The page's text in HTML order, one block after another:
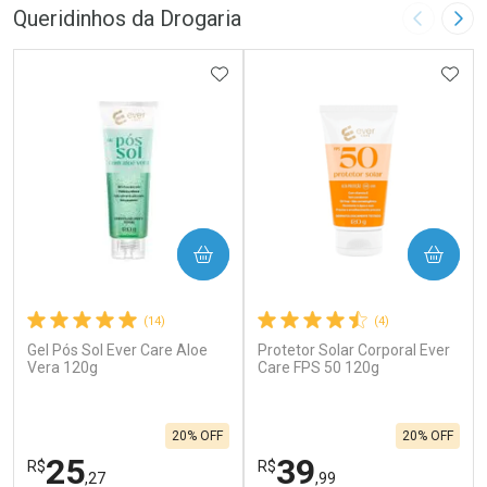
Queridinhos da Drogaria Imagem
(14)
Gel Pós Sol Ever Care Aloe
Vera 120g
R$25,27
20% OFF
ADICIONAR AOS FAVORITOS
COMPRAR
(4)
Protetor Solar Corporal Ever
Care FPS 50 120g
R$39,99
20% OFF
COMPRAR